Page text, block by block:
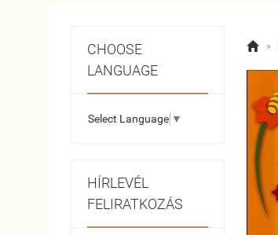
CHOOSE
LANGUAGE
Select Language ▼
HÍRLEVÉL
FELIRATKOZÁS
 »